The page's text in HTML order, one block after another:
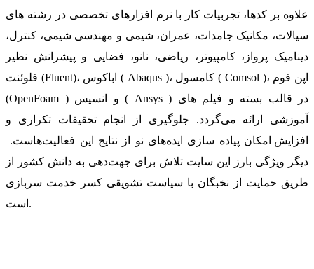
علاوه بر کدها، تجربیات کار با نرم افزارهای تخصصی در رشته های
سیالات، مکانیک جامدات، عمران، شیمی و مهندسی شیمی، کنترل،
دینامیک پرواز، کامپیوتر، ریاضی، نانو، فضایی و پیشرانش نظیر
فلوئنت (Fluent)، اباکوس ( Abaqus )، کامسول ( Comsol )، اپن فوم
(OpenFoam ) و انسیس ( Ansys ) در قالب بسته‌ و فیلم های
آموزشی ارائه می‌گردد. جلوگیری از انجام تحقیقات تکراری و
افزایش امکان پیاده سازی ایده‌های نو از نتایج این فعالیت‌هاست.
دیگر ویژگی بارز این سایت تلاش برای جهت‌دهی به دانش کشور از
طریق حمایت از نخبگان با سیاست تشویقی کسر خدمت سربازی
است.